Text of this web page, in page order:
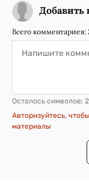
Всего комментариев:
Осталось символов:
Авторизуйтесь,
материалы